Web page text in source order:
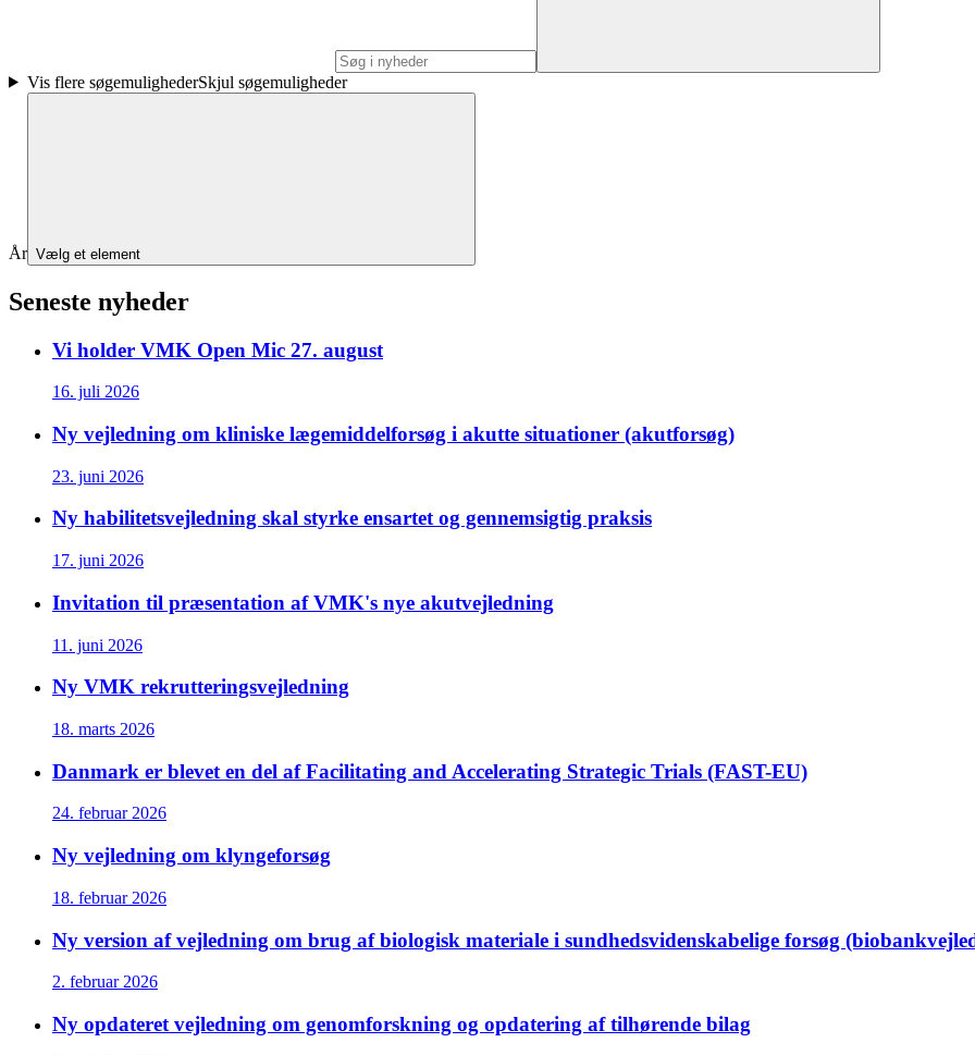
Vis flere søgemulighederSkjul søgemuligheder
År Vælg et element
Seneste nyheder
Vi holder VMK Open Mic 27. august
16. juli 2026
Ny vejledning om kliniske lægemiddelforsøg i akutte situationer (akutforsøg)
23. juni 2026
Ny habilitetsvejledning skal styrke ensartet og gennemsigtig praksis
17. juni 2026
Invitation til præsentation af VMK's nye akutvejledning
11. juni 2026
Ny VMK rekrutteringsvejledning
18. marts 2026
Danmark er blevet en del af Facilitating and Accelerating Strategic Trials (FAST-EU)
24. februar 2026
Ny vejledning om klyngeforsøg
18. februar 2026
Ny version af vejledning om brug af biologisk materiale i sundhedsvidenskabelige forsøg
2. februar 2026
Ny opdateret vejledning om genomforskning og opdatering af tilhørende bilag